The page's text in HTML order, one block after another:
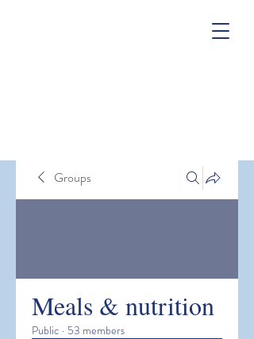
Groups
Meals & nutrition
Public · 53 members